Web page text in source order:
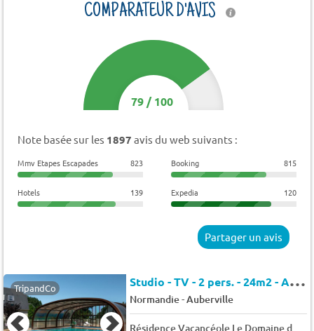
COMPARATEUR D'AVIS
79/100
Note basée sur les 1897 avis du web suivants :
Mmv Etapes Escapades 823 Booking 815
Hotels 139 Expedia 120
Partager un avis
TripandCo S
tudio - TV - 2 pers. - 24m2 - Animaux admis
Normandie-Auberville